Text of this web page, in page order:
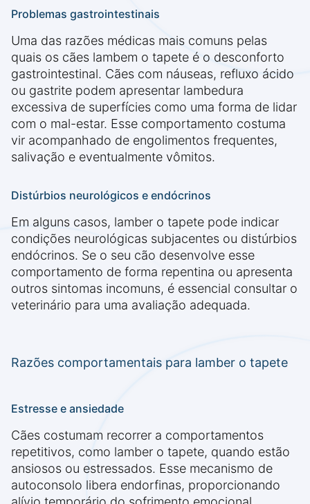
Problemas gastrointestinais
Uma das razões médicas mais comuns pelas
quais os cães lambem o tapete é o desconforto
gastrointestinal. Cães com náuseas, refluxo ácido
ou gastrite podem apresentar lambedura
excessiva de superfícies como uma forma de lidar
com o mal-estar. Esse comportamento costuma
vir acompanhado de engolimentos frequentes,
salivação e eventualmente vômitos.
Distúrbios neurológicos e endócrinos
Em alguns casos, lamber o tapete pode indicar
condições neurológicas subjacentes ou distúrbios
endócrinos. Se o seu cão desenvolve esse
comportamento de forma repentina ou apresenta
outros sintomas incomuns, é essencial consultar o
veterinário para uma avaliação adequada.
Razões comportamentais para lamber o tapete
Estresse e ansiedade
Cães costumam recorrer a comportamentos
repetitivos, como lamber o tapete, quando estão
ansiosos ou estressados. Esse mecanismo de
autoconsolo libera endorfinas, proporcionando